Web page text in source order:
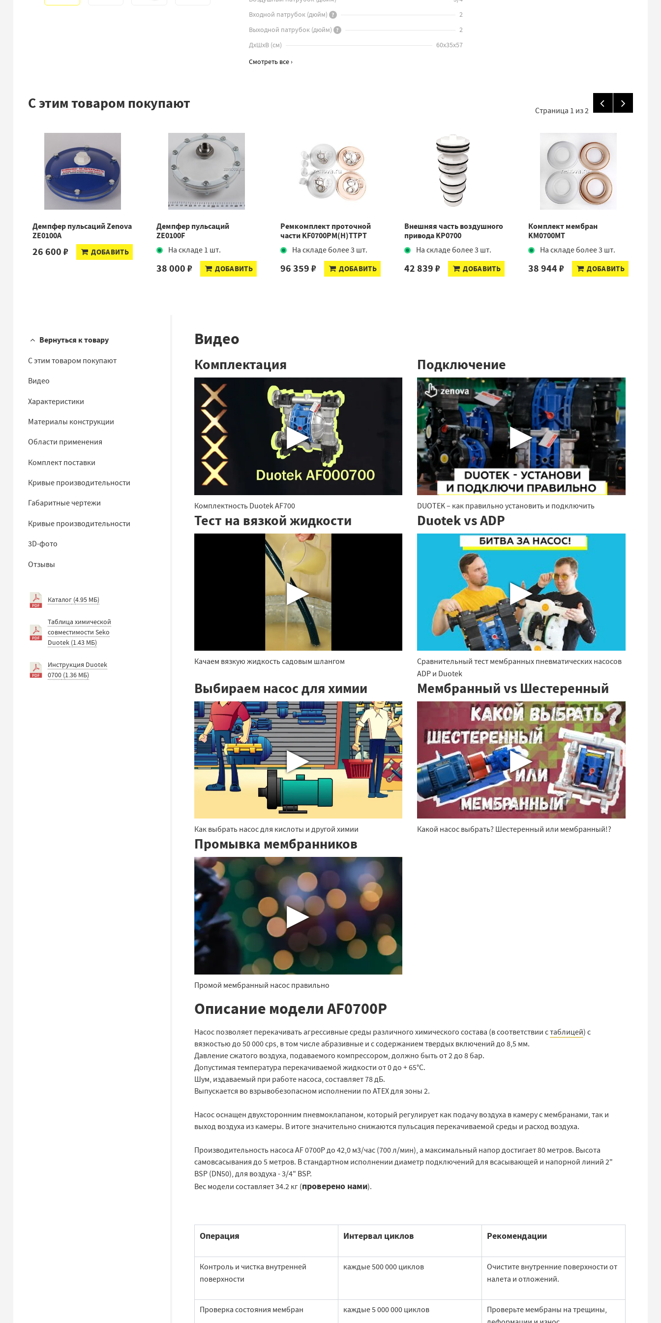
Входной патрубок (дюйм) ?
2
Выходной патрубок (дюйм) ?
2
ДхШхВ (см) 60x35x57
Смотреть все ›
С этим товаром покупают Страница 1 из2
Демпфер пульсаций Zenova
ZE0100A
26 600 ₽ ДОБАВИТЬ
Демпфер пульсаций
ZE0100F
На складе 1 шт.
38 000 ₽ ДОБАВИТЬ
Ремкомплект проточной
части KF0700PM(H)TTPT
На складе более 3 шт.
96 359 ₽ ДОБАВИТЬ
Внешняя часть воздушного
привода KP0700
На складе более 3 шт.
42 839 ₽ ДОБАВИТЬ
Комплект мембран
KM0700MT
На складе более 3 шт.
38 944 ₽ ДОБАВИТЬ
Вернуться к товару
С этим товаром покупают
Видео
Характеристики
Материалы конструкции
Области применения
Комплект поставки
Кривые производительности
Габаритные чертежи
Кривые производительности
3D-фото
Отзывы
Каталог (4.95 МБ)
Таблица химической
совместимости Seko
Duotek (1.43 МБ)
Инструкция Duotek
0700 (1.36 МБ)
Видео
Комплектация
▶
Комплектность Duotek AF700
Подключение
▶
DUOTEK – как правильно установить и подключить
Тест на вязкой жидкости
▶
Качаем вязкую жидкость садовым шлангом
Duotek vs ADP
▶
Сравнительный тест мембранных пневматических насосов
ADP и Duotek
Выбираем насос для химии
▶
Как выбрать насос для кислоты и другой химии
Мембранный vs Шестеренный
▶
Какой насос выбрать? Шестеренный или мембранный!?
Промывка мембранников
▶
Промой мембранный насос правильно
Описание модели AF0700P
Насос позволяет перекачивать агрессивные среды различного химического состава (в соответствии стаблицей) с
вязкостью до 50 000 cps, в том числе абразивные и с содержанием твердых включений до 8,5 мм.
Давление сжатого воздуха, подаваемого компрессором, должно быть от 2 до 8 бар.
Допустимая температура перекачиваемой жидкости от 0 до + 65°C.
Шум, издаваемый при работе насоса, составляет 78 дБ.
Выпускается во взрывобезопасном исполнении по ATEX для зоны 2.
Насос оснащен двухсторонним пневмоклапаном, который регулирует как подачу воздуха в камеру с мембранами, так и
выход воздуха из камеры. В итоге значительно снижаются пульсация перекачиваемой среды и расход воздуха.
Производительность насоса AF 0700P до 42,0 м3/час (700 л/мин), а максимальный напор достигает 80 метров. Высота
самовсасывания до 5 метров. В стандартном исполнении диаметр подключений для всасывающей и напорной линий 2"
BSP (DN50), для воздуха - 3/4" BSP.
Вес модели составляет 34.2 кг (проверено нами).
Операция Интервал циклов Рекомендации
Контроль и чистка внутренней
поверхности
каждые 500 000 циклов
Очистите внутренние поверхности от
налета и отложений.
Проверка состояния мембран каждые 5 000 000 циклов
Проверьте мембраны на трещины,